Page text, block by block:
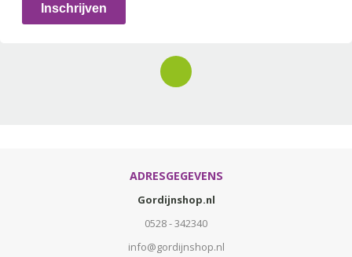
Inschrijven
ADRESGEGEVENS
Gordijnshop.nl
0528 - 342340
info@gordijnshop.nl